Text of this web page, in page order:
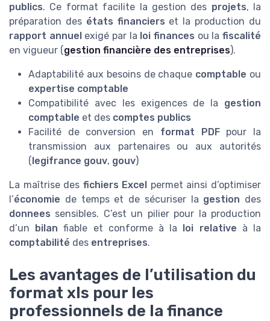
publics. Ce format facilite la gestion des projets, la
préparation des états financiers et la production du
rapport annuelexigé par la loi finances ou lafiscalité
en vigueur (gestion financière des entreprises).
Adaptabilité aux besoins de chaque comptable ou
expertise comptable
Compatibilité avec les exigences de la gestion
comptable et des comptes publics
Facilité de conversion en format PDFpour la
transmission aux partenaires ou aux autorités
(legifrance gouv, gouv)
La maîtrise des fichiers Excel permet ainsi d’optimiser
l’économie de temps et de sécuriser la gestion des
donnees sensibles. C’est un pilier pour la production
d’un bilan fiable et conforme à la loi relative à la
comptabilité des entreprises.
Les avantages de l’utilisation du
format xls pour les
professionnels de la finance